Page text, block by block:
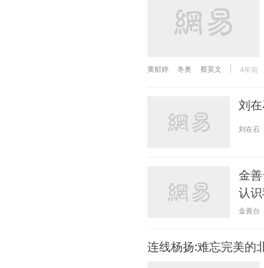
黄郁婷 冬奥 蔡英文 4年前
刘
刘在石
金
认
金善台
连线杨扬:难忘完美的